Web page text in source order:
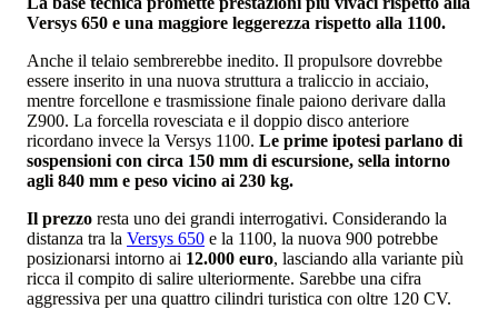
Versys 650 e una maggiore leggerezza rispetto alla 1100.
Anche il telaio sembrerebbe inedito. Il propulsore dovrebbe
essere inserito in una nuova struttura a traliccio in acciaio,
mentre forcellone e trasmissione finale paiono derivare dalla
Z900. La forcella rovesciata e il doppio disco anteriore
ricordano invece la Versys 1100. Le prime ipotesi parlano di
sospensioni con circa 150 mm di escursione, sella intorno
agli 840 mm e peso vicino ai 230 kg.
Il prezzo resta uno dei grandi interrogativi. Considerando la
distanza tra la Versys 650 e la 1100, la nuova 900 potrebbe
posizionarsi intorno ai 12.000 euro, lasciando alla variante più
ricca il compito di salire ulteriormente. Sarebbe una cifra
aggressiva per una quattro cilindri turistica con oltre 120 CV.